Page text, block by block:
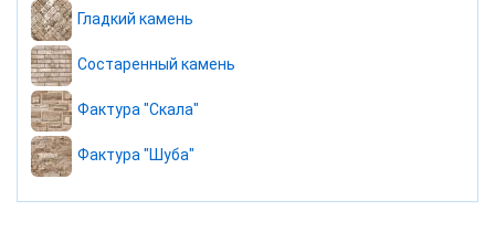
Гладкий камень
Состаренный камень
Фактура "Скала"
Фактура "Шуба"